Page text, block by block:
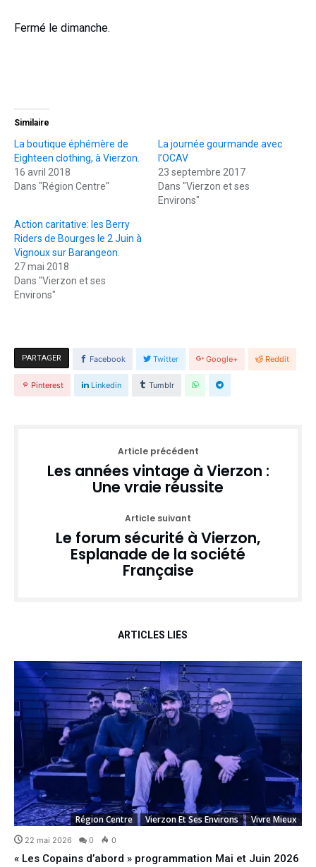
Fermé le dimanche.
Similaire
La boutique éphémère de
Eighteen clothing, à Vierzon.
16 avril 2018
Dans "Région Centre"
La journée gourmande avec
l’OCAV
23 septembre 2017
Dans "Vierzon et ses
Environs"
Action caritative: les Berry
Riders de Bourges le 2 Juin à
Vignoux sur Barangeon.
27 mai 2018
Dans "Vierzon et ses
Environs"
PARTAGER Facebook Twitter Google+ Reddit
Pinterest Linkedin Tumblr
Article précédent
Les années vintage à Vierzon :
Une vraie réussite
Article suivant
Le forum sécurité à Vierzon,
Esplanade de la société
Française
ARTICLES LIÉS
Région Centre Vierzon Et Ses Environs Vivre Mieux
22 mai 2026 0 0
« Les Copains d’abord » programmation Mai et Juin 2026